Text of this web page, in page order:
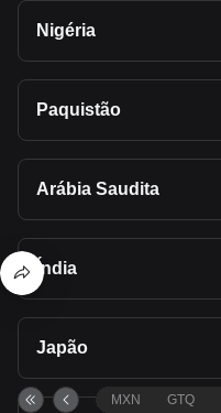
Nigéria
Paquistão
Arábia Saudita
Índia
Japão
MXN GTQ